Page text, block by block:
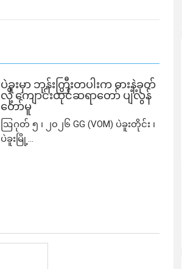
ပဲခူးမှာ ဘုန်းကြီးတပါးက ဓားနဲ့ခုတ်
လို့ ကျောင်းထိုင်ဆရာတော် ပျံလွန်
တော်မူ
ဩဂုတ် ၅ ၊ ၂၀၂၆ GG (VOM) ပဲခူးတိုင်း ၊
ပဲခူးမြို့...